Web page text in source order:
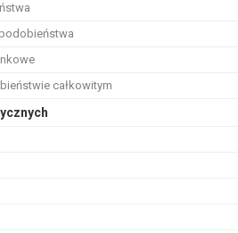
całkowitym